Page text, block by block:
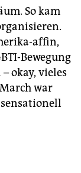
So kam
affin,
Bewegung
okay, vieles
war